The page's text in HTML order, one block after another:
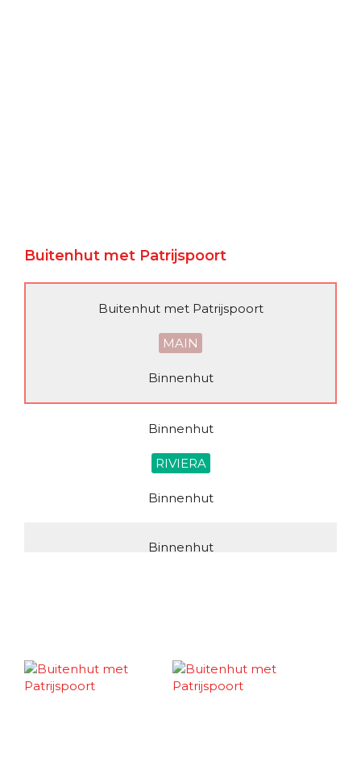
Buitenhut met Patrijspoort
Buitenhut met Patrijspoort
MAIN
Binnenhut
Binnenhut
RIVIERA
Binnenhut
Binnenhut
Binnenhut